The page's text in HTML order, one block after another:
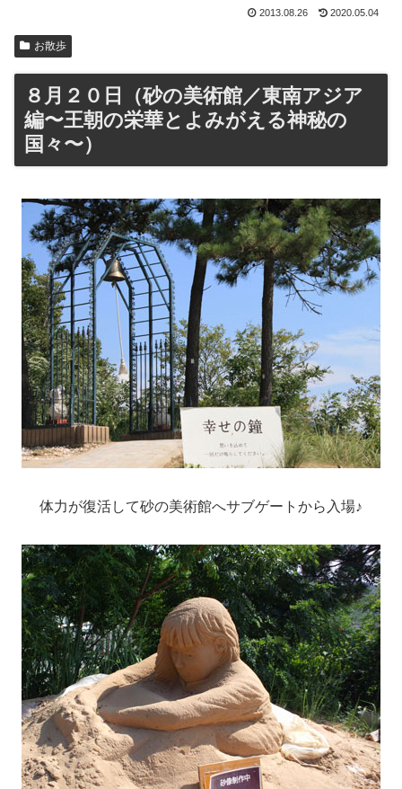
2013.08.26 2020.05.04
お散歩
８月２０日（砂の美術館／東南アジア
編〜王朝の栄華とよみがえる神秘の
国々〜）
体力が復活して砂の美術館へサブゲートから入場♪